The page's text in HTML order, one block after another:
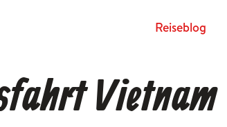
Rei­se­blog
Vietnam